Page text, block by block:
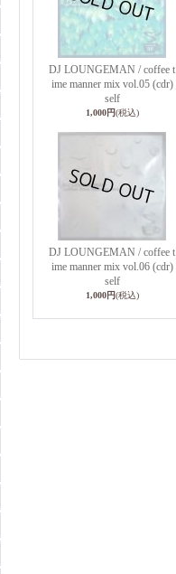
DJ LOUNGEMAN / coffee t
ime manner mix vol.05 (cdr)
self
1,000円(税込)
DJ LOUNGEMAN / coffee t
ime manner mix vol.06 (cdr)
self
1,000円(税込)